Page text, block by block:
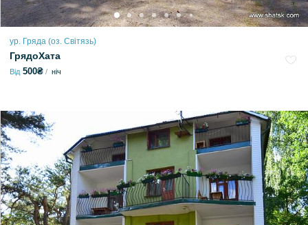
ур. Гряда (оз. Світязь)
ГрядоХата
Від 500₴ ніч